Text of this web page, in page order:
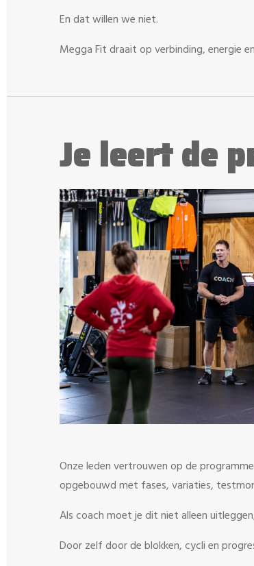
En dat willen we niet.
Megga Fit draait op verbinding, energie
Je leert de
Onze leden vertrouwen op de
opgebouwd met fases, variaties,
Als coach moet je dit niet alleen
Door zelf door de blokken, cycli en